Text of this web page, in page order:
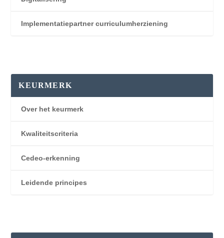
Implementatiepartner curriculumherziening
KEURMERK
Over het keurmerk
Kwaliteitscriteria
Cedeo-erkenning
Leidende principes